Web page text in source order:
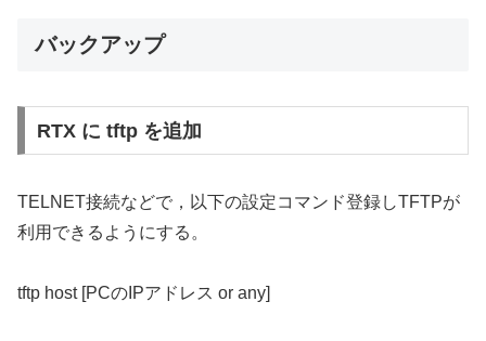
バックアップ
RTX に tftp を追加
TELNET接続などで，以下の設定コマンド登録しTFTPが
利用できるようにする。
tftp host [PCのIPアドレス or any]